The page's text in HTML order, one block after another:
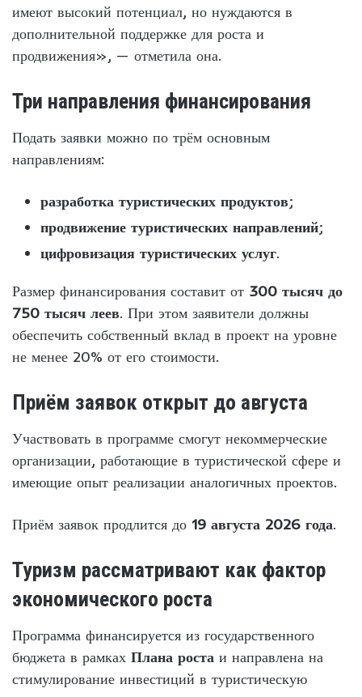
имеют высокий потенциал, но нуждаются в
дополнительной поддержке для роста и
продвижения», — отметила она.
Три направления финансирования
Подать заявки можно по трём основным
направлениям:
разработка туристических продуктов;
продвижение туристических направлений;
цифровизация туристических услуг.
Размер финансирования составит от 300 тысяч до
750 тысяч леев. При этом заявители должны
обеспечить собственный вклад в проект на уровне
не менее 20% от его стоимости.
Приём заявок открыт до августа
Участвовать в программе смогут некоммерческие
организации, работающие в туристической сфере и
имеющие опыт реализации аналогичных проектов.
Приём заявок продлится до 19 августа 2026 года.
Туризм рассматривают как фактор
экономического роста
Программа финансируется из государственного
бюджета в рамках Плана роста и направлена на
стимулирование инвестиций в туристическую